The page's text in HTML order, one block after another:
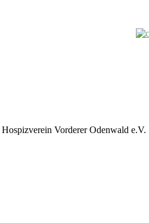
Vorderer Odenwald e.V.